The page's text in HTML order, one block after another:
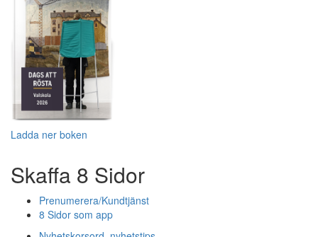
Ladda ner boken
Skaffa 8 Sidor
Prenumerera/Kundtjänst
8 Sidor som app